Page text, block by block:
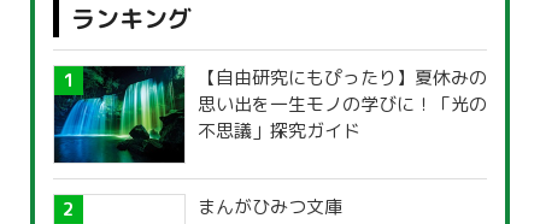
ランキング
【自由研究にもぴったり】夏休みの
思い出を一生モノの学びに！「光の
不思議」探究ガイド
まんがひみつ文庫